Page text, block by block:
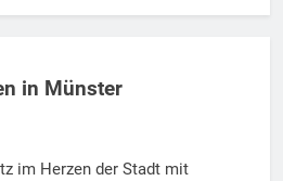
in Münster
im Herzen der Stadt mit